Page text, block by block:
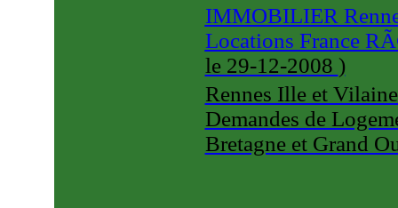
IMMOBILIER
Locations France
le 29-12-2008 )
Rennes Ille et
Demandes de
Bretagne et Grand